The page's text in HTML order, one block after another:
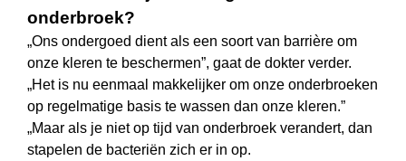
onderbroek?
„Ons ondergoed dient als een soort van barrière om
onze kleren te beschermen”, gaat de dokter verder.
„Het is nu eenmaal makkelijker om onze onderbroeken
op regelmatige basis te wassen dan onze kleren.”
„Maar als je niet op tijd van onderbroek verandert, dan
stapelen de bacteriën zich er in op.